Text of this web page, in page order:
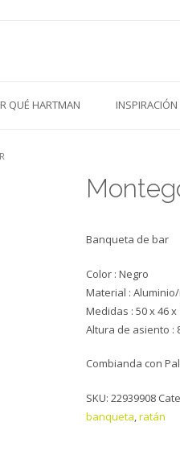
QUÉ HARTMAN INSPIRACIÓN
Banqueta de bar
Color : Negro
Material :
Medidas : 50 x 46 x
Altura de asiento :
Combianda con
SKU: 22939908
banqueta ratán